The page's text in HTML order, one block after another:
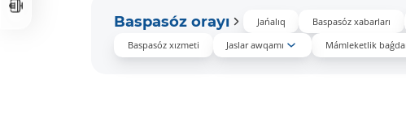
Baspasóz orayı Jańalıq Baspasóz xabarları
Baspasóz xızmeti
Jaslar awqamı Mámleketlik